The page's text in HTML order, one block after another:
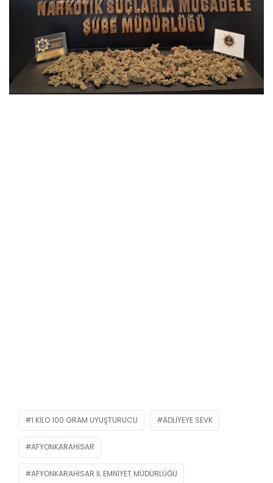
1 KILO 100 GRAM UYUŞTURUCU ADLIYEYE SEVK
AFYONKARAHISAR
AFYONKARAHISAR İL EMNIYET MÜDÜRLÜĞÜ